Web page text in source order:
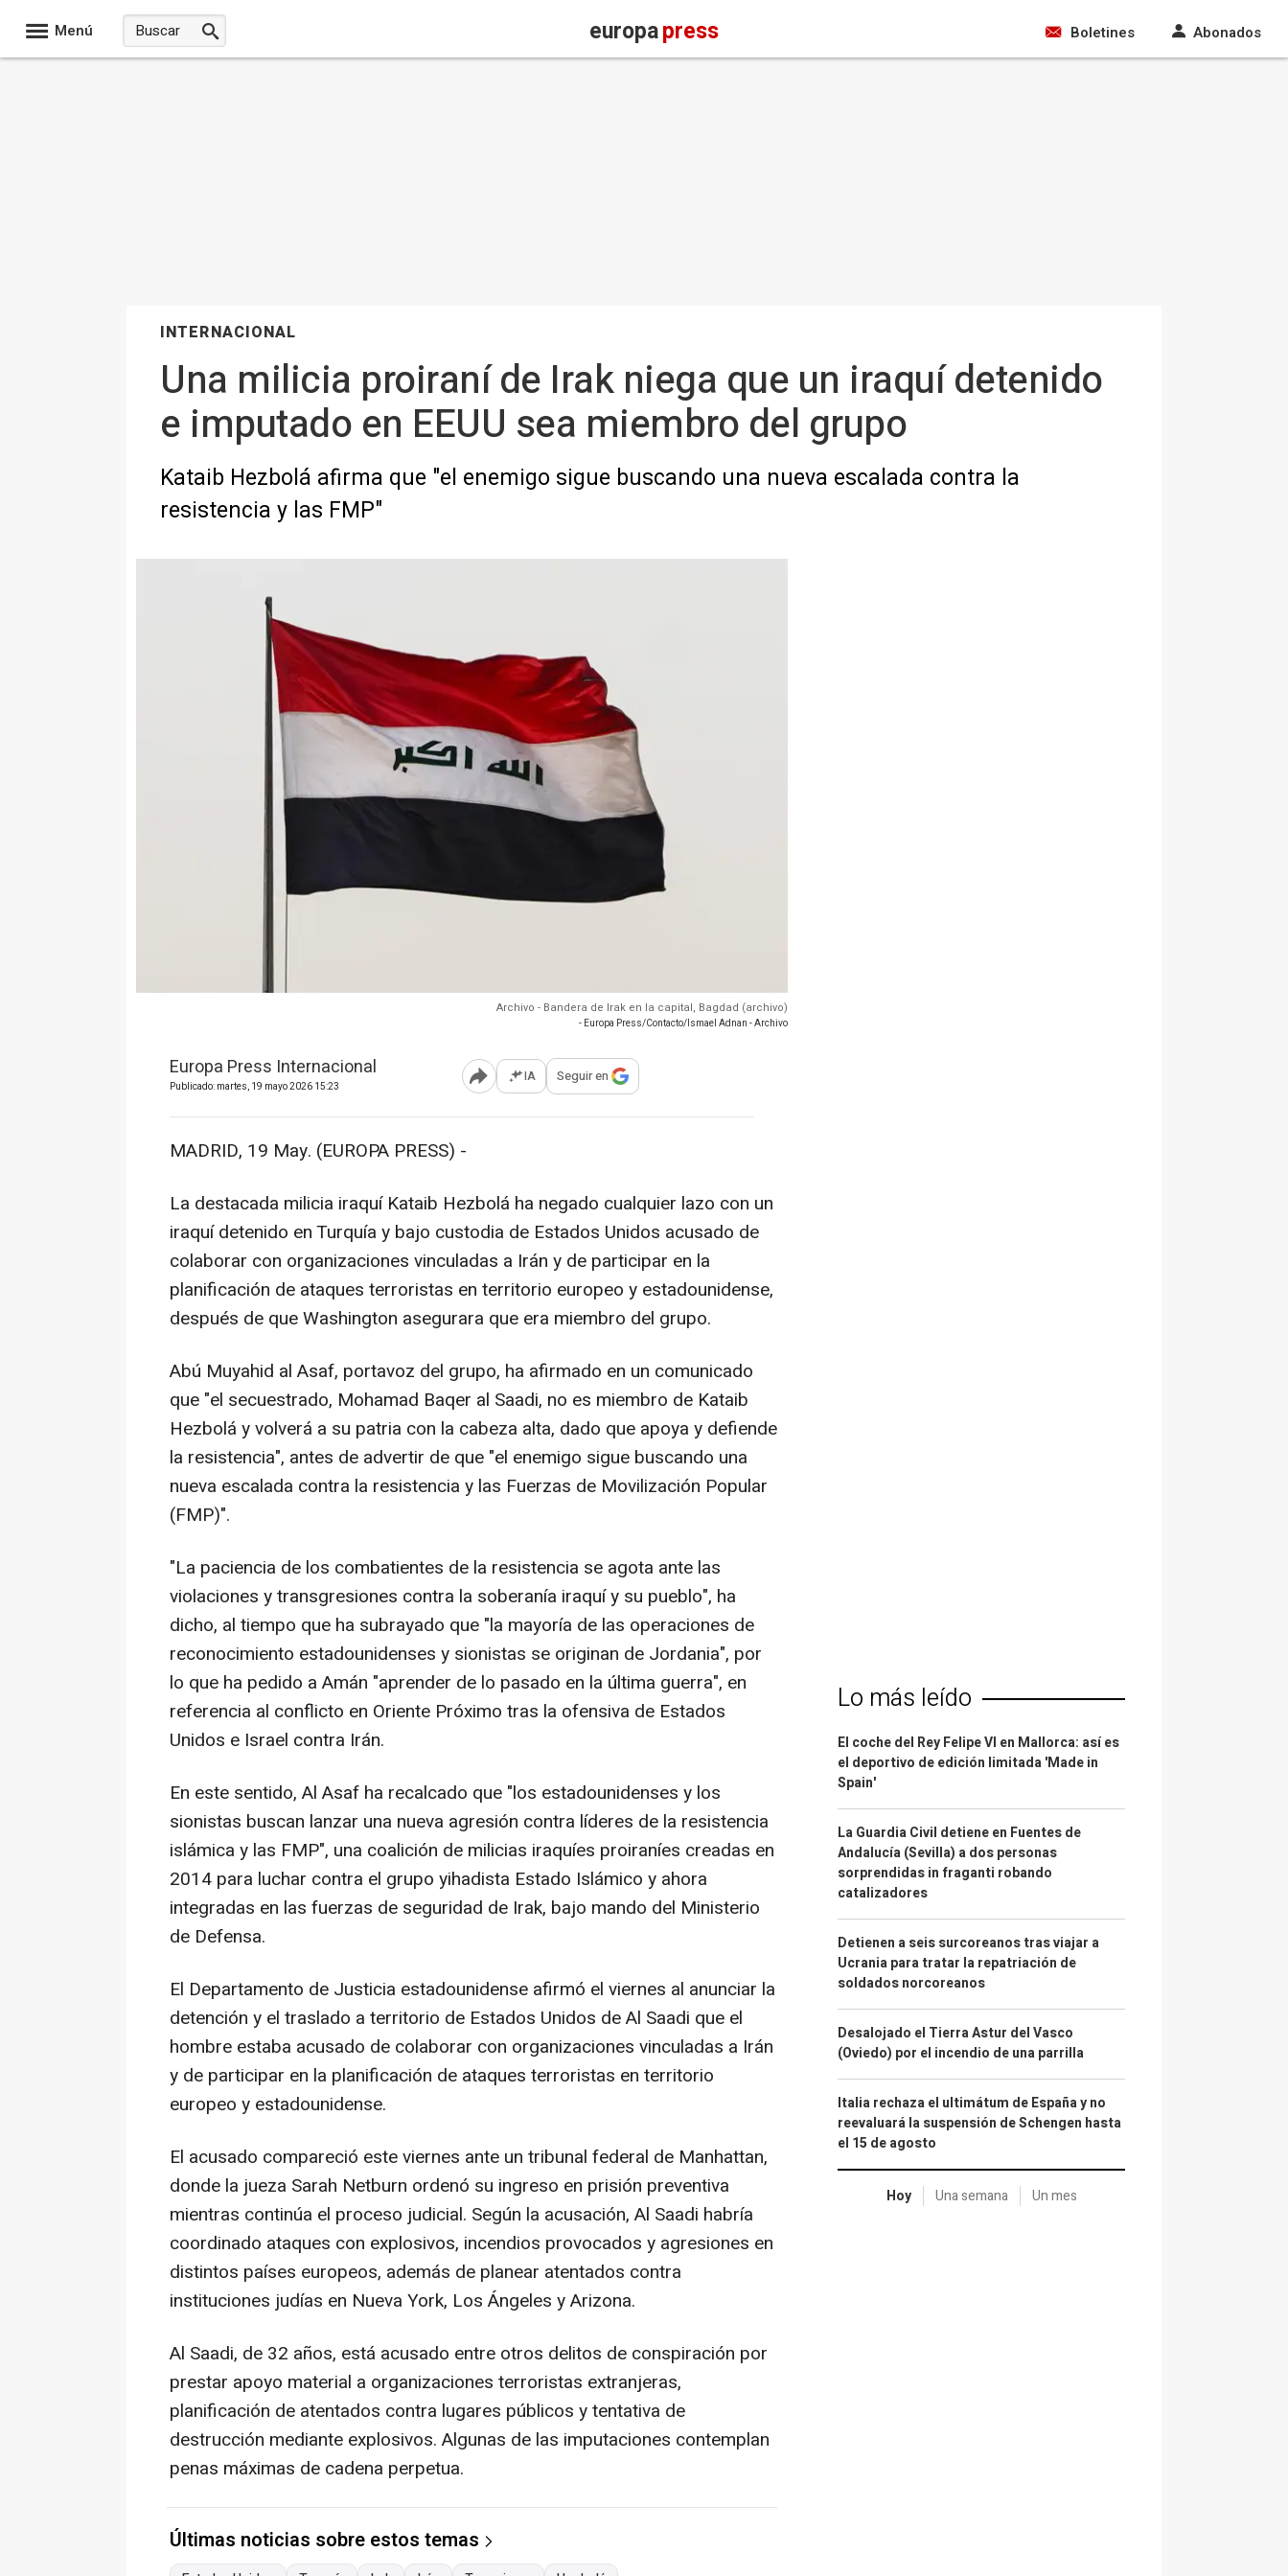
Menú europapress Boletines Abonados
INTERNACIONAL
Una milicia proiraní de Irak niega que un iraquí detenido
e imputado en EEUU sea miembro del grupo
Kataib Hezbolá afirma que "el enemigo sigue buscando una nueva escalada contra la
resistencia y las FMP"
Archivo - Bandera de Irak en la capital, Bagdad (archivo)
- Europa Press/Contacto/Ismael Adnan - Archivo
Europa Press Internacional
Publicado: martes, 19 mayo 2026 15:23 Abrir opciones para compartir
IA Seguir en
MADRID, 19 May. (EUROPA PRESS) -
La destacada milicia iraquí Kataib Hezbolá ha negado cualquier lazo con un
iraquí detenido en Turquía y bajo custodia de Estados Unidos acusado de
colaborar con organizaciones vinculadas a Irán y de participar en la
planificación de ataques terroristas en territorio europeo y estadounidense,
después de que Washington asegurara que era miembro del grupo.
Abú Muyahid al Asaf, portavoz del grupo, ha afirmado en un comunicado
que "el secuestrado, Mohamad Baqer al Saadi, no es miembro de Kataib
Hezbolá y volverá a su patria con la cabeza alta, dado que apoya y defiende
la resistencia", antes de advertir de que "el enemigo sigue buscando una
nueva escalada contra la resistencia y las Fuerzas de Movilización Popular
(FMP)".
"La paciencia de los combatientes de la resistencia se agota ante las
violaciones y transgresiones contra la soberanía iraquí y su pueblo", ha
dicho, al tiempo que ha subrayado que "la mayoría de las operaciones de
reconocimiento estadounidenses y sionistas se originan de Jordania", por
lo que ha pedido a Amán "aprender de lo pasado en la última guerra", en
referencia al conflicto en Oriente Próximo tras la ofensiva de Estados
Unidos e Israel contra Irán.
En este sentido, Al Asaf ha recalcado que "los estadounidenses y los
sionistas buscan lanzar una nueva agresión contra líderes de la resistencia
islámica y las FMP", una coalición de milicias iraquíes proiraníes creadas en
2014 para luchar contra el grupo yihadista Estado Islámico y ahora
integradas en las fuerzas de seguridad de Irak, bajo mando del Ministerio
de Defensa.
El Departamento de Justicia estadounidense afirmó el viernes al anunciar la
detención y el traslado a territorio de Estados Unidos de Al Saadi que el
hombre estaba acusado de colaborar con organizaciones vinculadas a Irán
y de participar en la planificación de ataques terroristas en territorio
europeo y estadounidense.
El acusado compareció este viernes ante un tribunal federal de Manhattan,
donde la jueza Sarah Netburn ordenó su ingreso en prisión preventiva
mientras continúa el proceso judicial. Según la acusación, Al Saadi habría
coordinado ataques con explosivos, incendios provocados y agresiones en
distintos países europeos, además de planear atentados contra
instituciones judías en Nueva York, Los Ángeles y Arizona.
Al Saadi, de 32 años, está acusado entre otros delitos de conspiración por
prestar apoyo material a organizaciones terroristas extranjeras,
planificación de atentados contra lugares públicos y tentativa de
destrucción mediante explosivos. Algunas de las imputaciones contemplan
penas máximas de cadena perpetua.
Últimas noticias sobre estos temas
Lo más leído
El coche del Rey Felipe VI en Mallorca: así es
el deportivo de edición limitada 'Made in
Spain'
La Guardia Civil detiene en Fuentes de
Andalucía (Sevilla) a dos personas
sorprendidas in fraganti robando
catalizadores
Detienen a seis surcoreanos tras viajar a
Ucrania para tratar la repatriación de
soldados norcoreanos
Desalojado el Tierra Astur del Vasco
(Oviedo) por el incendio de una parrilla
Italia rechaza el ultimátum de España y no
reevaluará la suspensión de Schengen hasta
el 15 de agosto
Hoy Una semana Un mes